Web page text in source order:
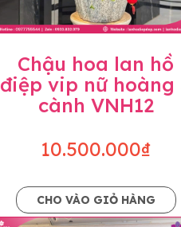
Chậu hoa lan hồ
điệp vip nữ hoàng
cành VNH12
10.500.000₫
CHO VÀO GIỎ HÀNG